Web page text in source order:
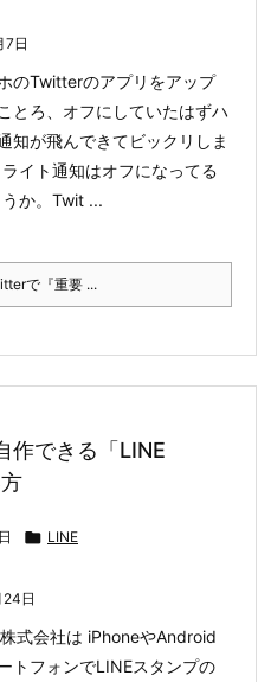
7日
のTwitterのアプリをアップ
とろ、オフにしていたはずハ
知が飛んできてビックリしま
イト通知はオフになってる
か。 Twit ...
で『重要 ...
作できる「LINE
 LINE
24日
式会社は iPhoneやAndroid
トフォンでLINEスタンプの